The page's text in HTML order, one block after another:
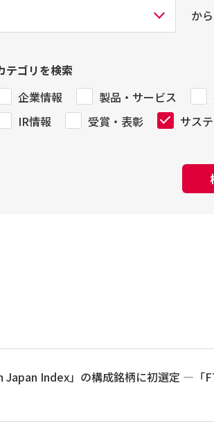
から
テゴリを検索
企業情報
製品・サービス
IR情報
受賞・表彰 サス
Japan Index」の構成銘柄に初選定 ―「